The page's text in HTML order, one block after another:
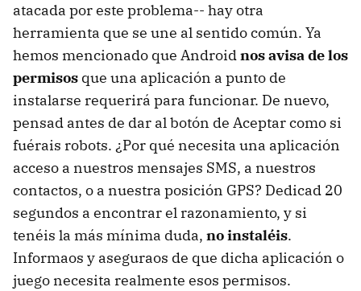
atacada por este problema-- hay otra
herramienta que se une al sentido común. Ya
hemos mencionado que Androidnos avisa de los
permisos que una aplicación a punto de
instalarse requerirá para funcionar. De nuevo,
pensad antes de dar al botón de Aceptar como si
fuérais robots. ¿Por qué necesita una aplicación
acceso a nuestros mensajes SMS, a nuestros
contactos, o a nuestra posición GPS? Dedicad 20
segundos a encontrar el razonamiento, y si
tenéis la más mínima duda, no instaléis.
Informaos y aseguraos de que dicha aplicación o
juego necesita realmente esos permisos.